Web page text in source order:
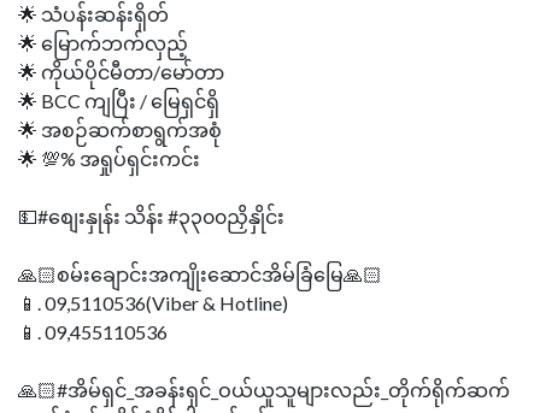
🌟 သံပန်းဆန်းရှိတ်
🌟 မြောက်ဘက်လှည့်
🌟 ကိုယ်ပိုင်မီတာ/မော်တာ
🌟 BCC ကျပြီး / မြေရှင်ရှိ
🌟 အစဉ်ဆက်စာရွက်အစုံ
🌟 💯% အရှုပ်ရှင်းကင်း
💵#စျေးနှုန်း သိန်း #၃၃၀၀ညှိနှိုင်း
🙏🏻စမ်းချောင်းအကျိုးဆောင်အိမ်ခြံမြေ🙏🏻
📱. 09,5110536(Viber & Hotline)
📱. 09,455110536
🙏🏻#အိမ်ရှင်_အခန်းရှင်_ဝယ်ယူသူများလည်း_တိုက်ရိုက်ဆက်